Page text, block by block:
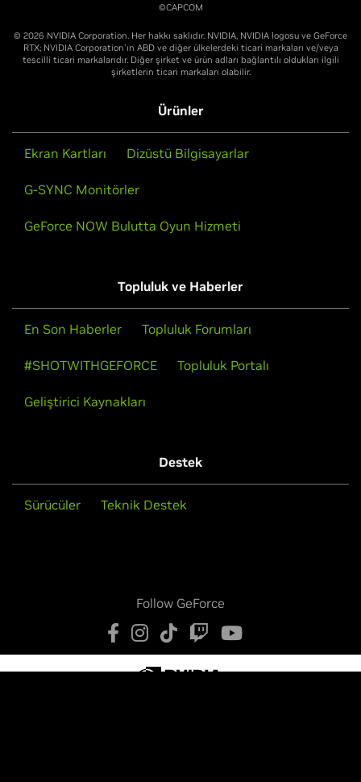
©CAPCOM
© 2026 NVIDIA Corporation. Her hakkı saklıdır. NVIDIA, NVIDIA logosu ve GeForce
RTX; NVIDIA Corporation'ın ABD ve diğer ülkelerdeki ticari markaları ve/veya
tescilli ticari markalarıdır. Diğer şirket ve ürün adları bağlantılı oldukları ilgili
şirketlerin ticari markaları olabilir.
Ürünler
Ekran Kartları Dizüstü Bilgisayarlar
G-SYNC Monitörler
GeForce NOW Bulutta Oyun Hizmeti
Topluluk ve Haberler
En Son Haberler Topluluk Forumları
#SHOTWITHGEFORCE Topluluk Portalı
Geliştirici Kaynakları
Destek
Sürücüler Teknik Destek
Follow GeForce